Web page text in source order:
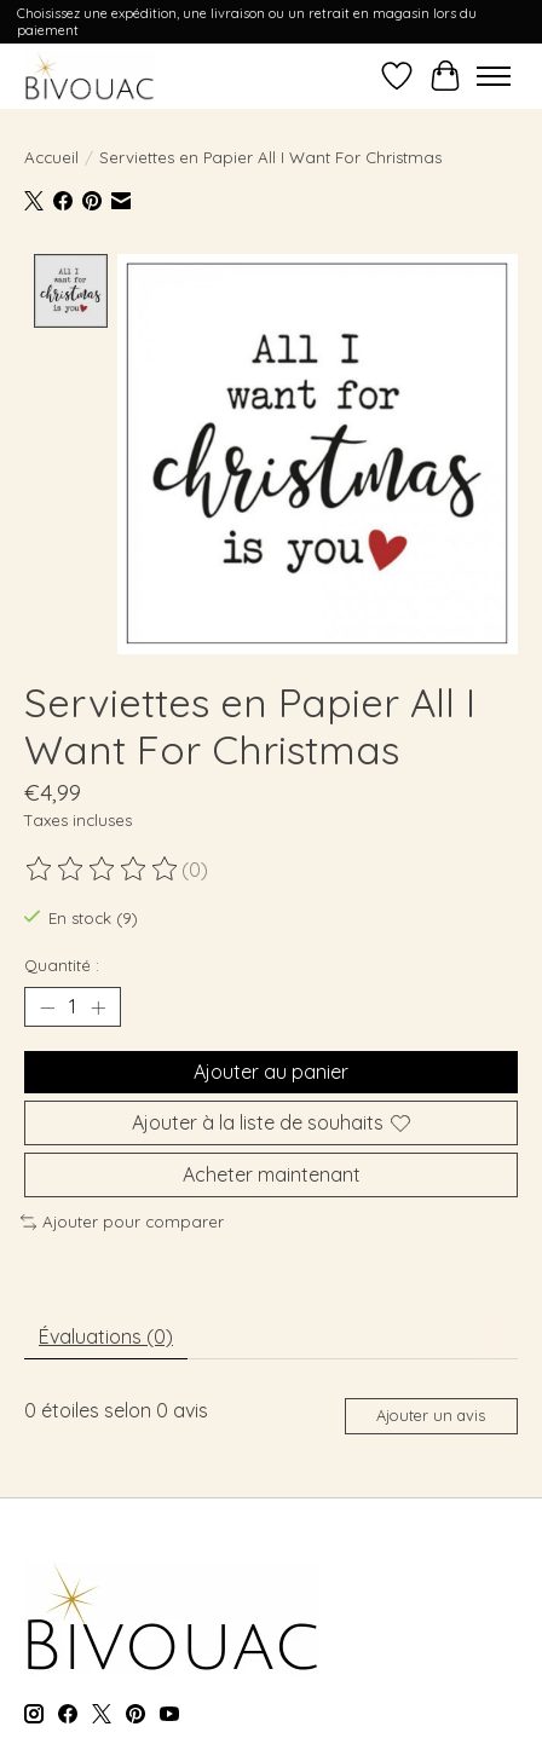
Choisissez une expédition, une livraison ou un retrait en magasin lors du
paiement
Liste dePanier
Accueil / Serviettes en Papier All I Want For Christmas
Product image slideshow Items
Serviettes en Papier All I
Want For Christmas
€4,99
Taxes incluses
Ce produit est évalué à
(0)
En stock (9)
Quantité :
Ajouter au panier
Ajouter à la liste de souhaits
Acheter maintenant
Ajouter pour comparer
Évaluations (0)
0 étoiles selon 0 avis Ajouter un avis